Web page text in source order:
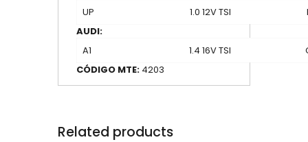
UP
1.0 12V TSI
AUDI:
A1
1.4 16V TSI
CÓDIGO MTE: 4203
Related products